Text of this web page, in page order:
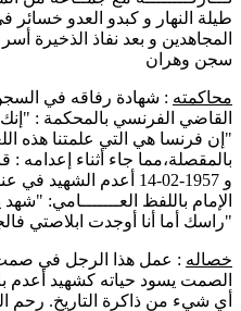
طيلة النهار و كبدو العدو
المجاهدين و بعد نفاذ الذخيرة
سجن وهران
محاكمته : شهادة رفاقه في
القاضي الفرنسي بالمحكمة : "إنك
"إن فرنسا هي التي علمتنا هذه
بالمقصلة،مما جاء أثناء إعدامه :
و 1957-02-14 أعدم
الإمام باللفظ العـــــــامي:
راسك أما أنا أوجدت ابلاصتي فالجنة"
خصاله : عمل هذا الرجل في
الصمت يسود حياته كشهيد أعدم
أي شيء من ذاكرة التاريخ. رحم الله